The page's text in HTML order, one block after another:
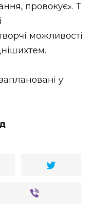
провокує». Т
можливості
у